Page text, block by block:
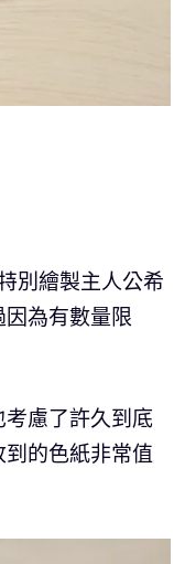
別繪製主人公希
為有數量限
慮了許久到底
的色紙非常值